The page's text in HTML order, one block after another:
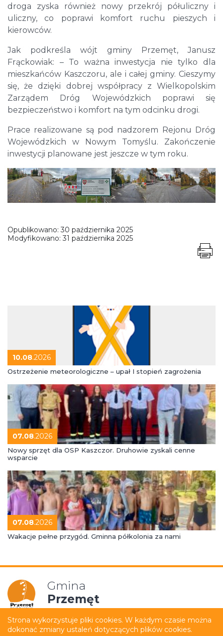
droga zyska również nowy przekrój półuliczny i
uliczny, co poprawi komfort ruchu pieszych i
kierowców.
Jak podkreśla wójt gminy Przemęt, Janusz
Frąckowiak: – To ważna inwestycja nie tylko dla
mieszkańców Kaszczoru, ale i całej gminy. Cieszymy
się, że dzięki dobrej współpracy z Wielkopolskim
Zarządem Dróg Wojewódzkich poprawi się
bezpieczeństwo i komfort na tym odcinku drogi.
Prace realizowane są pod nadzorem Rejonu Dróg
Wojewódzkich w Nowym Tomyślu. Zakończenie
inwestycji planowane jest jeszcze w tym roku.
Opublikowano:30 października 2025
Modyfikowano:31 października 2025
10.08.2026
Ostrzeżenie meteorologiczne – upał I stopień zagrożenia
07.08.2026
Nowy sprzęt dla OSP Kaszczor. Druhowie zyskali cenne
wsparcie
07.08.2026
Wakacje pełne przygód. Gminna półkolonia za nami
Gmina
Przemęt
Mapa strony Polityka prywatności
Strona wykorzystuje pliki cookies. W każdym czasie można
dokonać zmiany ustaleń dotyczących plików cookies.